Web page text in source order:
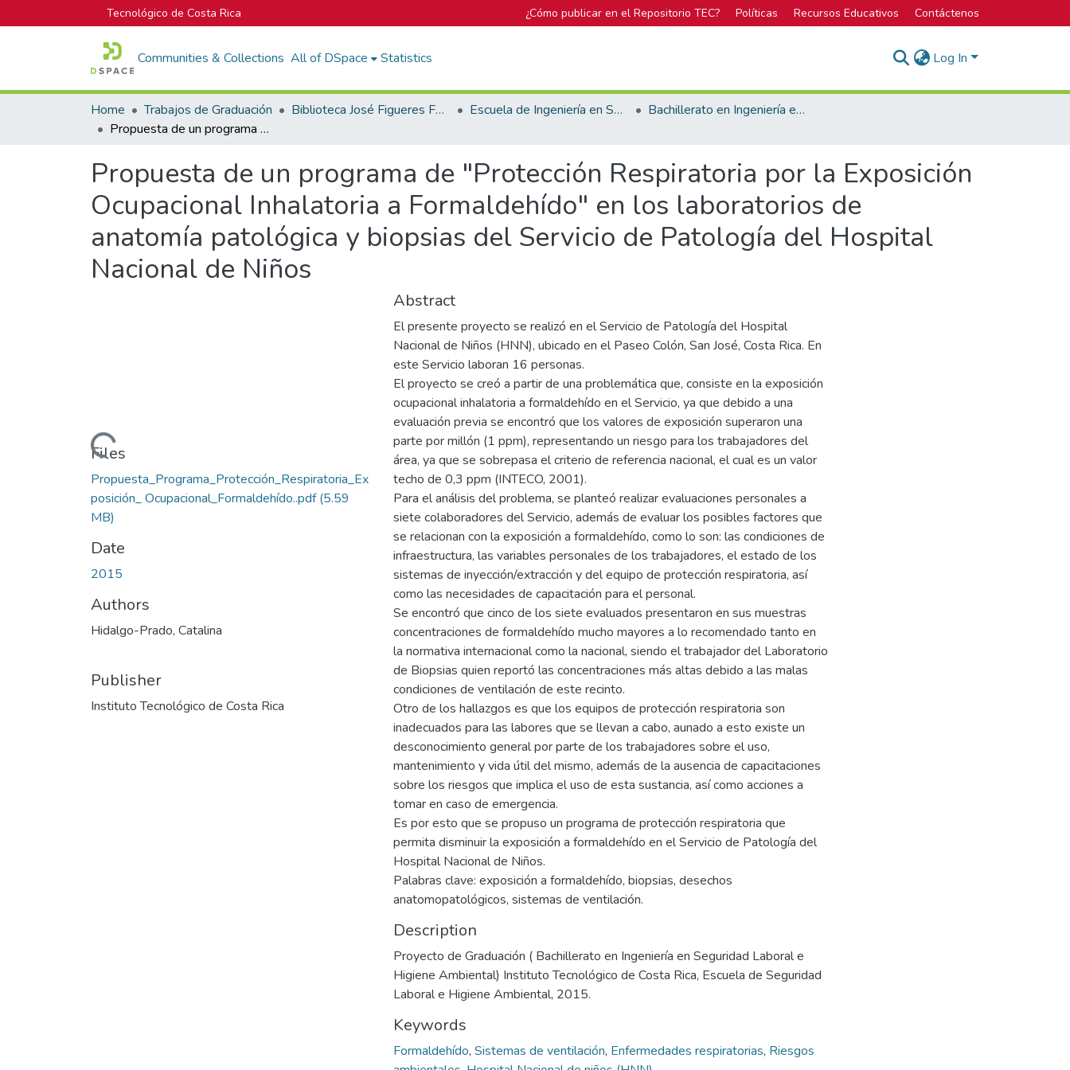
Tecnológico de Costa Rica ¿Cómo publicar en el Repositorio TEC? Políticas Recursos Educativos Contáctenos
Communities & Collections All of DSpace Statistics Log In
Home Trabajos de Graduación Biblioteca José Figueres Ferrer Escuela de Ingeniería en Seguridad Laboral e Higiene Ambiental
Bachillerato en Ingeniería en Seguridad Laboral e Higiene Ambiental
Propuesta de un programa de "Protección Respiratoria por la Exposición Ocupacional Inhalatoria a Formaldehído" en los laboratorios de anatomía patológica y biopsias del Servicio de Patología del Hospital Nacional de Niños
Propuesta de un programa de "Protección Respiratoria por la Exposición
Ocupacional Inhalatoria a Formaldehído" en los laboratorios de
anatomía patológica y biopsias del Servicio de Patología del Hospital
Nacional de Niños
Loading...
Files
Propuesta_Programa_Protección_Respiratoria_Ex
posición_ Ocupacional_Formaldehído..pdf(5.59
MB)
Date
2015
Authors
Hidalgo-Prado, Catalina
Publisher
Instituto Tecnológico de Costa Rica
Abstract
El presente proyecto se realizó en el Servicio de Patología del Hospital
Nacional de Niños (HNN), ubicado en el Paseo Colón, San José, Costa Rica. En
este Servicio laboran 16 personas.
El proyecto se creó a partir de una problemática que, consiste en la exposición
ocupacional inhalatoria a formaldehído en el Servicio, ya que debido a una
evaluación previa se encontró que los valores de exposición superaron una
parte por millón (1 ppm), representando un riesgo para los trabajadores del
área, ya que se sobrepasa el criterio de referencia nacional, el cual es un valor
techo de 0,3 ppm (INTECO, 2001).
Para el análisis del problema, se planteó realizar evaluaciones personales a
siete colaboradores del Servicio, además de evaluar los posibles factores que
se relacionan con la exposición a formaldehído, como lo son: las condiciones de
infraestructura, las variables personales de los trabajadores, el estado de los
sistemas de inyección/extracción y del equipo de protección respiratoria, así
como las necesidades de capacitación para el personal.
Se encontró que cinco de los siete evaluados presentaron en sus muestras
concentraciones de formaldehído mucho mayores a lo recomendado tanto en
la normativa internacional como la nacional, siendo el trabajador del Laboratorio
de Biopsias quien reportó las concentraciones más altas debido a las malas
condiciones de ventilación de este recinto.
Otro de los hallazgos es que los equipos de protección respiratoria son
inadecuados para las labores que se llevan a cabo, aunado a esto existe un
desconocimiento general por parte de los trabajadores sobre el uso,
mantenimiento y vida útil del mismo, además de la ausencia de capacitaciones
sobre los riesgos que implica el uso de esta sustancia, así como acciones a
tomar en caso de emergencia.
Es por esto que se propuso un programa de protección respiratoria que
permita disminuir la exposición a formaldehído en el Servicio de Patología del
Hospital Nacional de Niños.
Palabras clave: exposición a formaldehído, biopsias, desechos
anatomopatológicos, sistemas de ventilación.
Description
Proyecto de Graduación ( Bachillerato en Ingeniería en Seguridad Laboral e
Higiene Ambiental) Instituto Tecnológico de Costa Rica, Escuela de Seguridad
Laboral e Higiene Ambiental, 2015.
Keywords
Formaldehído, Sistemas de ventilación, Enfermedades respiratorias, Riesgos